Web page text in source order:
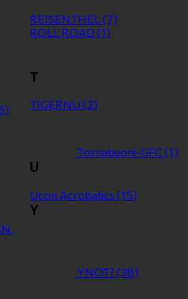
REISENTHEL(7)
ROLL ROAD (1)
T
TIGERNU (2)
Tornabuoni-GFC (1)
U
Ucon Acrobatics (15)
Y
YNOT? (38)